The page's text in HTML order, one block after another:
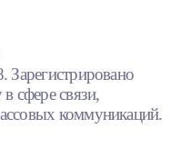
сфере связи,
коммуникаций.